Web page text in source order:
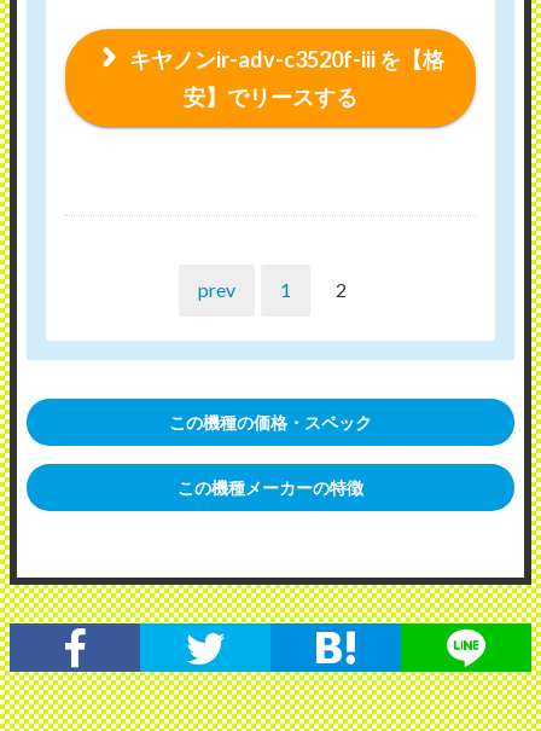
キヤノンir-adv-c3520f-iii を【格
安】でリースする
prev 1 2
この機種の価格・スペック
この機種メーカーの特徴